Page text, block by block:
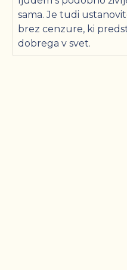
sama. Je tudi
brez cenzure, ki
dobrega v svet.